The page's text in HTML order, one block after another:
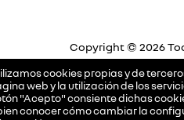
cookies propias y de
web y la utilización de los
"Acepto" consiente dichas
conocer cómo cambiar la
Copyright © 2026
Plataforma